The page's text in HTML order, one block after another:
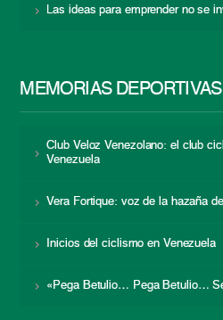
Las ideas para emprender no se
MEMORIAS DEPORTIVAS
Club Veloz Venezolano: el club
Venezuela
Vera Fortique: voz de la hazaña
Inicios del ciclismo en Venezuela
«Pega Betulio… Pega Betulio…